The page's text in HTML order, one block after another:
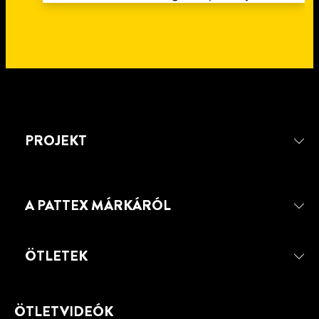
PROJEKT
A PATTEX MÁRKÁRÓL
ÖTLETEK
ÖTLETVIDEÓK